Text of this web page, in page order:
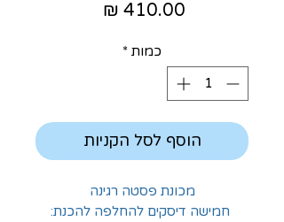
כמות *
הוסף לסל הקניות
מכונת פסטה רגינה